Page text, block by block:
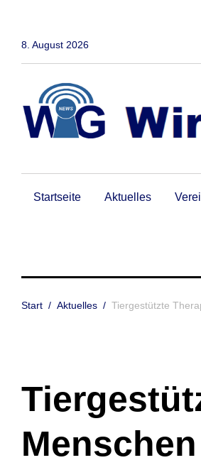
8. August 2026
Startseite Aktuelles
Start / Aktuelles / Tiergestützte